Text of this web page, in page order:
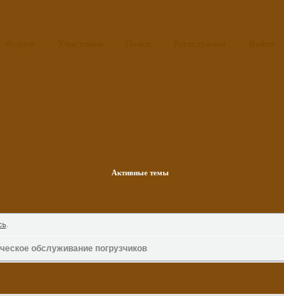
Активные темы
.
обслуживание погрузчиков